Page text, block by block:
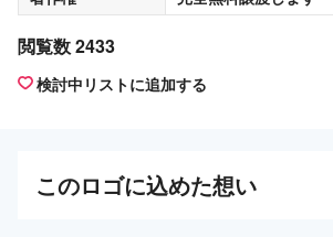
閲覧数 2433
検討中リストに追加する
このロゴに込めた想い